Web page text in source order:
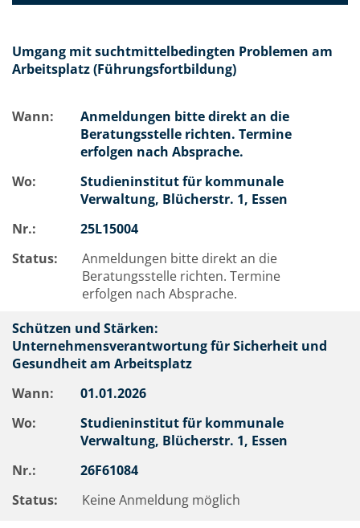
Umgang mit suchtmittelbedingten Problemen am
Arbeitsplatz (Führungsfortbildung)
Wann:
Anmeldungen bitte direkt an die
Beratungsstelle richten. Termine
erfolgen nach Absprache.
Wo:
Studieninstitut für kommunale
Verwaltung, Blücherstr. 1, Essen
Nr.:
25L15004
Status:
Anmeldungen bitte direkt an die
Beratungsstelle richten. Termine
erfolgen nach Absprache.
Schützen und Stärken:
Unternehmensverantwortung für Sicherheit und
Gesundheit am Arbeitsplatz
Wann:
01.01.2026
Wo:
Studieninstitut für kommunale
Verwaltung, Blücherstr. 1, Essen
Nr.:
26F61084
Status:
Keine Anmeldung möglich